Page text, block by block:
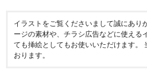
イラストをご覧くださいまして誠にあり
ージの素材や、チラシ広告などに使える
ても挿絵としてもお使いいただけます。
おります。